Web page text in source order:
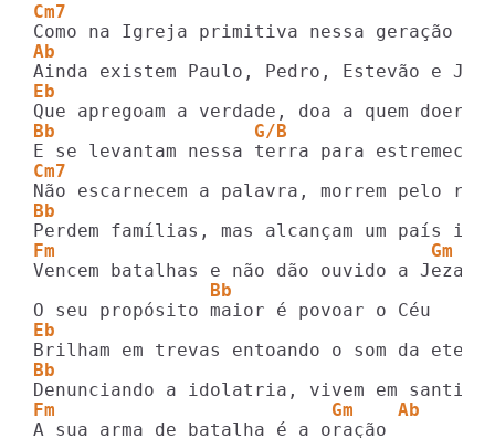
Cm7
Ab
Eb
Bb                  G/B
Cm7
Bb
Fm                                  Gm
                Bb
Eb
Bb
Fm                         Gm    Ab